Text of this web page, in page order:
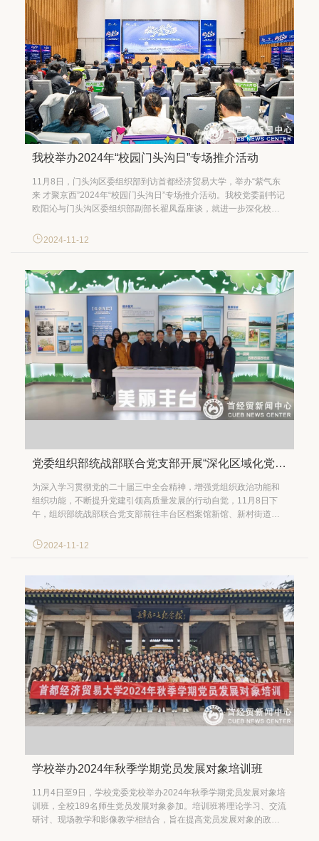
我校举办2024年“校园门头沟日”专场推介活动
11月8日，门头沟区委组织部到访首都经济贸易大学，举办“紫气东
来 才聚京西”2024年“校园门头沟日”专场推介活动。我校党委副书记
欧阳沁与门头沟区委组织部副部长翟凤磊座谈，就进一步深化校地
赵广参加座谈。 欧阳沁对翟凤磊一行的到来表示欢迎。他指出，首
2024-11-12
党委组织部统战部联合党支部开展“深化区域化党建 助力高质量发展”主题党日活动
为深入学习贯彻党的二十届三中全会精神，增强党组织政治功能和
组织功能，不断提升党建引领高质量发展的行动自觉，11月8日下
午，组织部统战部联合党支部前往丰台区档案馆新馆、新村街道参
区域化党建 助力高质量发展”主题党日活动。校党委副书记欧阳沁，
2024-11-12
学校举办2024年秋季学期党员发展对象培训班
11月4日至9日，学校党委党校举办2024年秋季学期党员发展对象培
训班，全校189名师生党员发展对象参加。培训班将理论学习、交流
研讨、现场教学和影像教学相结合，旨在提高党员发展对象的政治